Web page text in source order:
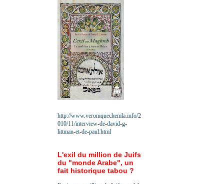
http://www.veroniquechemla.info/2
010/11/interview-de-david-g-
littman-et-de-paul.html
L'exil du million de Juifs
du "monde Arabe", un
fait historique tabou ?